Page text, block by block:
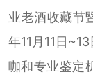
业老酒收藏节
年11月11日
咖和专业鉴定